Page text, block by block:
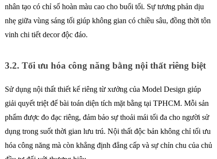
nhân tạo có chỉ số hoàn màu cao cho buổi tối. Sự tương phản dịu
nhẹ giữa vùng sáng tối giúp không gian có chiều sâu, đồng thời tôn
vinh chi tiết decor độc đáo.
3.2. Tối ưu hóa công năng bằng nội thất riêng biệt
Sử dụng nội thất thiết kế riêng từ xưởng của Model Design giúp
giải quyết triệt để bài toán diện tích mặt bằng tại TPHCM. Mỗi sản
phẩm được đo đạc riêng, đảm bảo sự thoải mái tối đa cho người sử
dụng trong suốt thời gian lưu trú. Nội thất độc bản không chỉ tối ưu
hóa công năng mà còn khẳng định đẳng cấp và sự chỉn chu của chủ